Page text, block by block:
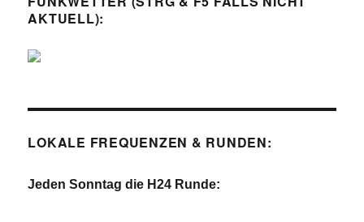
AKTUELL):
LOKALE FREQUENZEN & RUNDEN:
Jeden Sonntag die H24 Runde: